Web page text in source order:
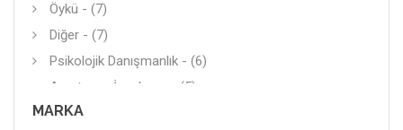
Öykü - (7)
Diğer - (7)
Psikolojik Danışmanlık - (6)
Araştırma-İnceleme - (5)
Biyografi-Otobiyografi - (5)
MARKA